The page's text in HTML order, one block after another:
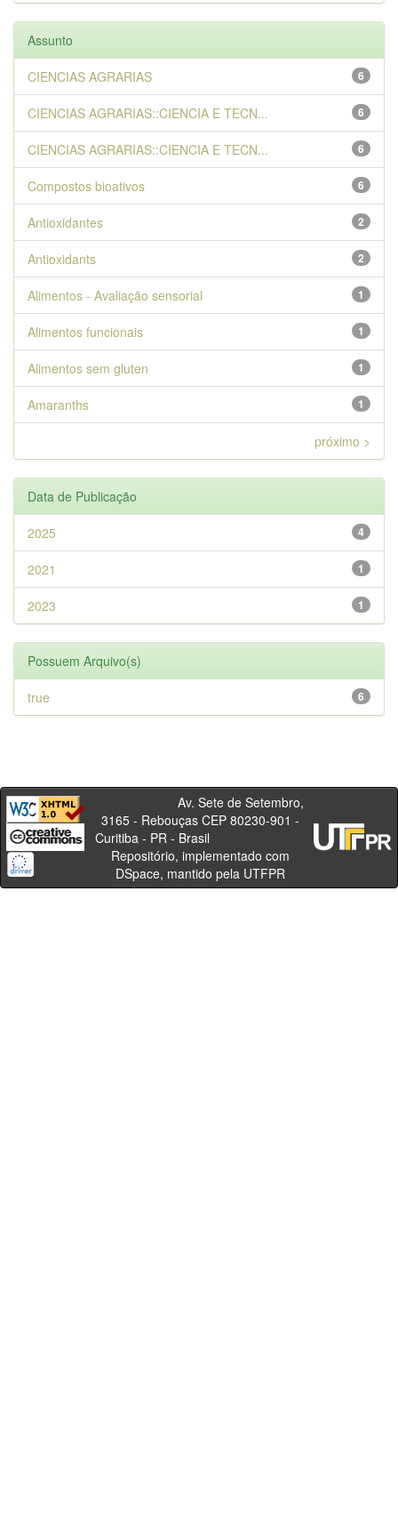
Assunto
6
CIENCIAS AGRARIAS
6
CIENCIAS AGRARIAS::CIENCIA E TECN...
6
CIENCIAS AGRARIAS::CIENCIA E TECN...
6
Compostos bioativos
2
Antioxidantes
2
Antioxidants
1
Alimentos - Avaliação sensorial
1
Alimentos funcionais
1
Alimentos sem gluten
1
Amaranths
próximo >
Data de Publicação
4
2025
1
2021
1
2023
Possuem Arquivo(s)
6
true
Av. Sete de Setembro,
3165 - Rebouças CEP 80230-901 -
Curitiba - PR - Brasil
Repositório, implementado com
DSpace, mantido pela UTFPR